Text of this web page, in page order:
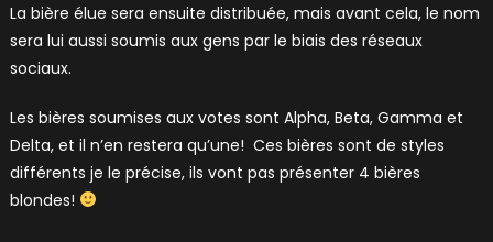
La bière élue sera ensuite distribuée, mais avant cela, le nom
sera lui aussi soumis aux gens par le biais des réseaux
sociaux.
Les bières soumises aux votes sont Alpha, Beta, Gamma et
Delta, et il n’en restera qu’une! Ces bières sont de styles
différents je le précise, ils vont pas présenter 4 bières
blondes!